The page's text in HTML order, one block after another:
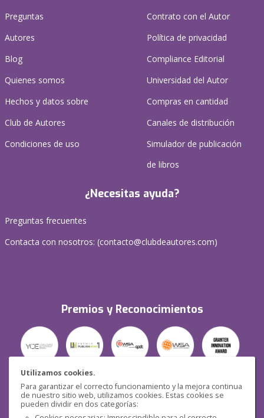
Utilizamos cookies.
Para garantizar el correcto funcionamiento y la mejora continua
de nuestro sitio web, utilizamos cookies. Estas cookies se
pueden dividir en dos categorías:
Preguntas
Autores
Blog
Quienes somos
Hechos y datos sobre
Club de Autores
Condiciones de uso
Contrato con el Autor
Política de privacidad
Compliance Editorial
Universidad del Autor
Compras en cantidad
Canales de distribución
Simulador de publicación
de libros
¿Necesitas ayuda?
Preguntas frecuentes
Contacta con nosotros: (contacto@clubdeautores.com)
Premios y Reconocimientos
Seguridad